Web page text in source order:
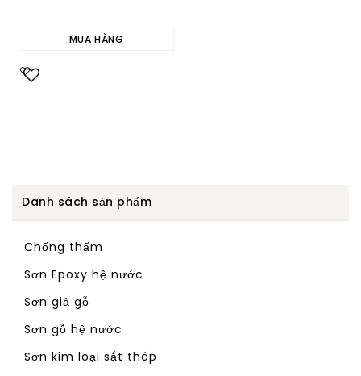
MUA HÀNG
Danh sách sản phẩm
Chống thấm
Sơn Epoxy hệ nước
Sơn giả gỗ
Sơn gỗ hệ nước
Sơn kim loại sắt thép